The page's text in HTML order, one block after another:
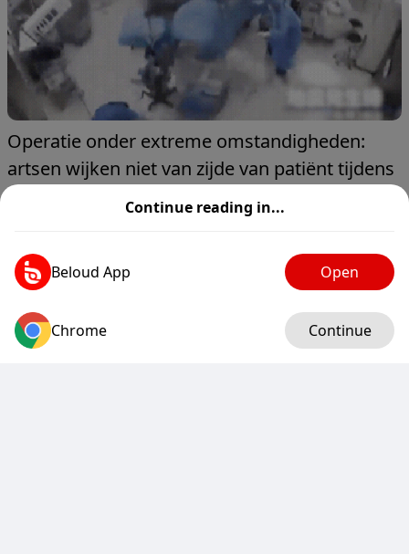
Continue reading in...
Beloud App Open
Chrome Continue
Operatie onder extreme omstandigheden:
artsen wijken niet van zijde van patiënt tijdens
aardbeving in zuiden van Japan
0 0